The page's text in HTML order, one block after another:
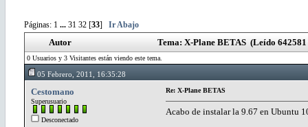
Páginas: 1 ... 31 32 [33] Ir Abajo
Autor Tema: X-Plane BETAS (Leído 642581
0 Usuarios y 3 Visitantes están viendo este tema.
05 Febrero, 2011, 16:35:28
Cestomano
Superusuario
Desconectado
Re: X-Plane BETAS
Acabo de instalar la 9.67 en Ubuntu